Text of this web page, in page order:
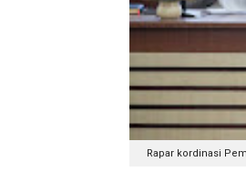
Rapar kordinasi